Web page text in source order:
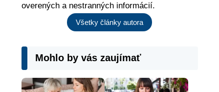
overených a nestranných informácií.
Všetky články autora
Mohlo by vás zaujímať